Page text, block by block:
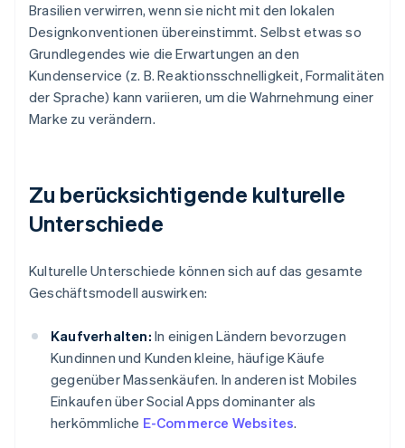
Brasilien verwirren, wenn sie nicht mit den lokalen
Designkonventionen übereinstimmt. Selbst etwas so
Grundlegendes wie die Erwartungen an den
Kundenservice (z. B. Reaktionsschnelligkeit, Formalitäten
der Sprache) kann variieren, um die Wahrnehmung einer
Marke zu verändern.
Zu berücksichtigende kulturelle
Unterschiede
Kulturelle Unterschiede können sich auf das gesamte
Geschäftsmodell auswirken:
Kaufverhalten: In einigen Ländern bevorzugen
Kundinnen und Kunden kleine, häufige Käufe
gegenüber Massenkäufen. In anderen ist Mobiles
Einkaufen über Social Apps dominanter als
herkömmliche E-Commerce Websites.